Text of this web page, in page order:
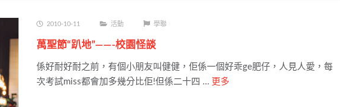
2010-10-11 活動 學聯
萬聖節“趴地”——-校園怪談
係好耐好耐之前，有個小朋友叫健健，佢係一個好乖ge肥仔，人見人愛，每
次考試miss都會加多幾分比佢!但係二十四 … 更多